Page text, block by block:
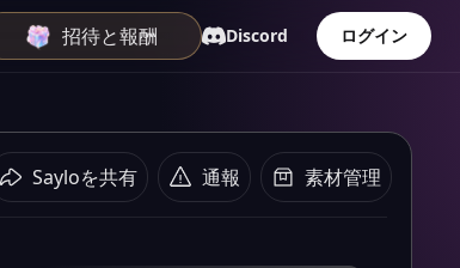
招待と報酬 Discord ログイン
Sayloを共有 通報 素材管理